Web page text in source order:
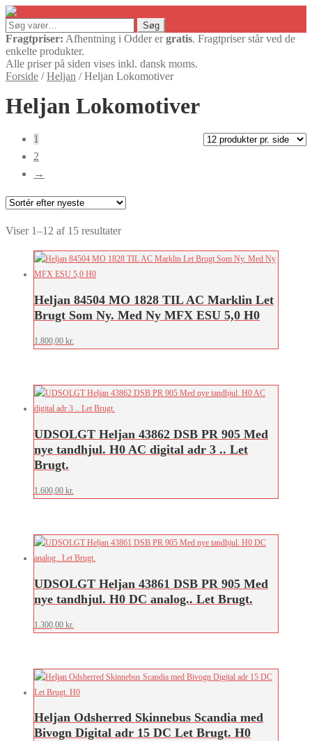
Søg
efter:
Søg
Fragtpriser: Afhentning i Odder ergratis. Fragtpriser står ved de
enkelte produkter.
Alle priser på siden vises inkl. dansk moms.
Forside /Heljan /Heljan Lokomotiver
Heljan Lokomotiver
1
2
→
Viser 1–12 af 15 resultaterSorteret
seneste
Heljan 84504 MO 1828 TIL AC Marklin Let
Brugt Som Ny. Med Ny MFX ESU 5,0 H0
1.800,00 kr.
UDSOLGT Heljan 43862 DSB PR 905 Med
nye tandhjul. H0 AC digital adr 3 .. Let
Brugt.
1.600,00 kr.
UDSOLGT Heljan 43861 DSB PR 905 Med
nye tandhjul. H0 DC analog.. Let Brugt.
1.300,00 kr.
Heljan Odsherred Skinnebus Scandia med
Bivogn Digital adr 15 DC Let Brugt. H0